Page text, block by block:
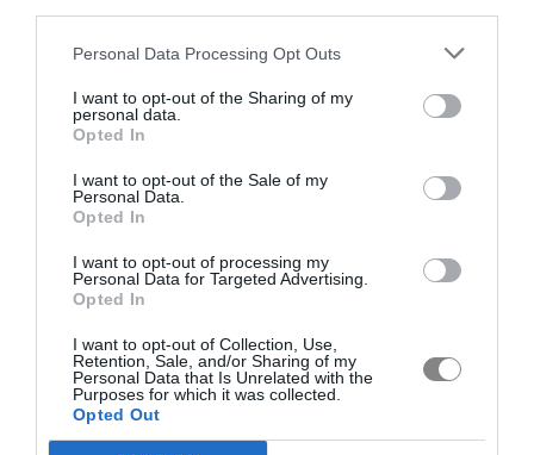
Personal Data Processing Opt Outs
I want to opt-out of the Sharing of my
personal data.
Opted In
I want to opt-out of the Sale of my
Personal Data.
Opted In
I want to opt-out of processing my
Personal Data for Targeted Advertising.
Opted In
I want to opt-out of Collection, Use,
Retention, Sale, and/or Sharing of my
Personal Data that Is Unrelated with the
Purposes for which it was collected.
Opted Out